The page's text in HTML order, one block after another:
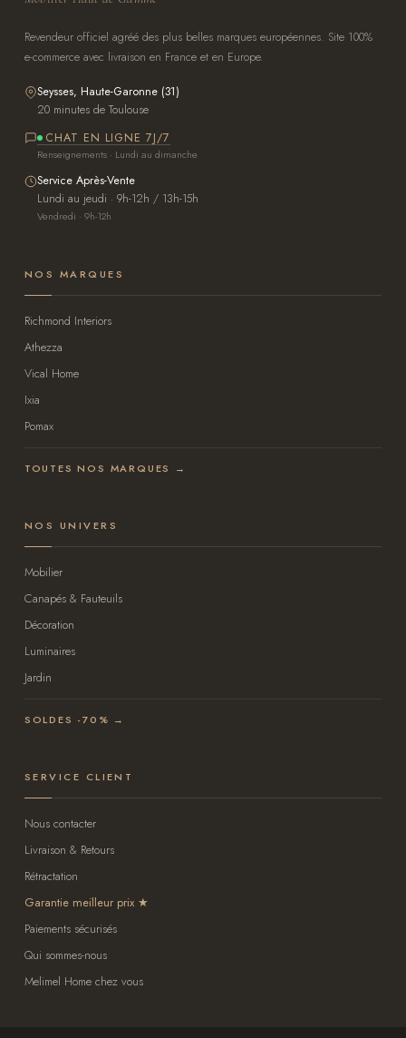
Revendeur officiel agréé des plus belles marques européennes. Site 100%
e-commerce avec livraison en France et en Europe.
Seysses, Haute-Garonne (31)
20 minutes de Toulouse
CHAT EN LIGNE 7J/7
Renseignements · Lundi au dimanche
Service Après-Vente
Lundi au jeudi · 9h-12h / 13h-15h
Vendredi · 9h-12h
NOS MARQUES
Richmond Interiors
Athezza
Vical Home
Ixia
Pomax
TOUTES NOS MARQUES →
NOS UNIVERS
Mobilier
Canapés & Fauteuils
Décoration
Luminaires
Jardin
SOLDES -70% →
SERVICE CLIENT
Nous contacter
Livraison & Retours
Rétractation
Garantie meilleur prix
Paiements sécurisés
Qui sommes-nous
Melimel Home chez vous